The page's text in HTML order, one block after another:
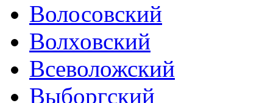
Волосовский
Волховский
Всеволожский
Выборгский